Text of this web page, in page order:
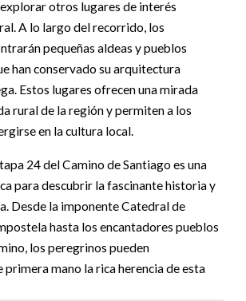
otros lugares de interés
A lo largo del recorrido, los
pequeñas aldeas y pueblos
han conservado su arquitectura
Estos lugares ofrecen una mirada
rural de la región y permiten a los
en la cultura local.
24 del Camino de Santiago es una
para descubrir la fascinante historia y
Desde la imponente Catedral de
hasta los encantadores pueblos
los peregrinos pueden
mano la rica herencia de esta